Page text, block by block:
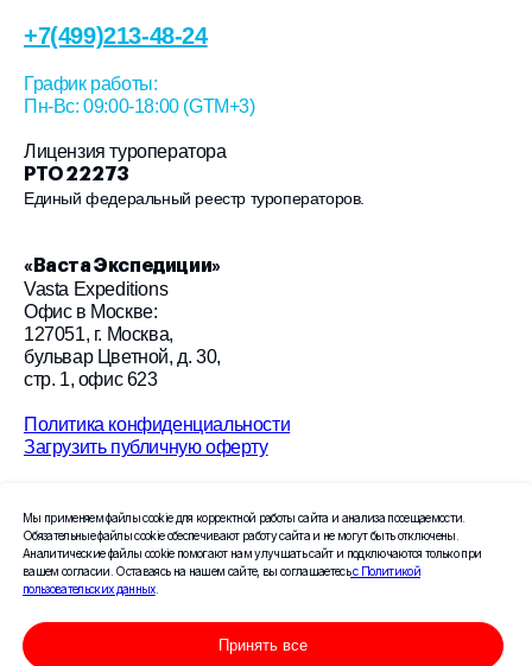
+7(499)213-48-24
График работы:
Пн-Вс: 09:00-18:00 (GTM+3)
Лицензия туроператора
РТО 22 273
Единый федеральный реестр туроператоров.
« Васта Экспедиции»
Vasta Expeditions
Офис в Москве:
127051, г. Москва,
бульвар Цветной, д. 30,
стр. 1, офис 623
Политика конфиденциальности
Загрузить публичную оферту
Создание сайта Leto.Website
Поисковое продвижение сайта —
Мы применяем файлы cookie для корректной работы сайта и анализа посещаемости.
Обязательные файлы cookie обеспечивают работу сайта и не могут быть отключены.
Аналитические файлы cookie помогают нам улучшать сайт и подключаются только при
вашем согласии. Оставаясь на нашем сайте, вы соглашаетесьс Политикой
пользовательских данных.
Принять все